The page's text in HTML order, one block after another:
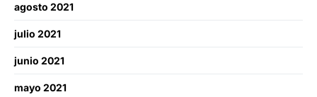
agosto 2021
julio 2021
junio 2021
mayo 2021